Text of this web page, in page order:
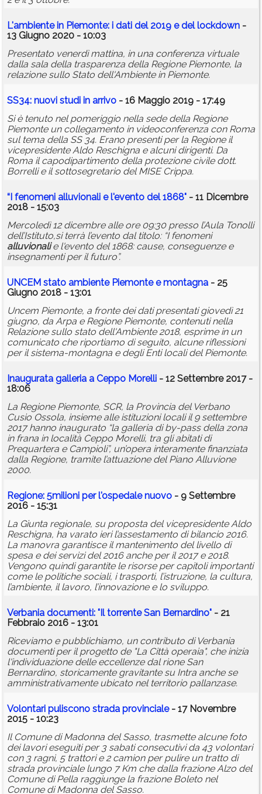
L'ambiente in Piemonte: i dati del 2019 e del lockdown -
13 Giugno 2020 - 10:03
Presentato venerdì mattina, in una conferenza virtuale
dalla sala della trasparenza della Regione Piemonte, la
relazione sullo Stato dell'Ambiente in Piemonte.
SS34: nuovi studi in arrivo - 16 Maggio 2019 - 17:49
Si è tenuto nel pomeriggio nella sede della Regione
Piemonte un collegamento in videoconferenza con Roma
sul tema della SS 34. Erano presenti per la Regione il
vicepresidente Aldo Reschigna e alcuni dirigenti. Da
Roma il capodipartimento della protezione civile dott.
Borrelli e il sottosegretario del MISE Crippa.
“I fenomeni alluvionali e l'evento del 1868" - 11 Dicembre
2018 - 15:03
Mercoledì 12 dicembre alle ore 09:30 presso l’Aula Tonolli
dell’Istituto,si terrà l’evento dal titolo: “I fenomeni
alluvionalie l'evento del 1868: cause, conseguenze e
insegnamenti per il futuro”.
UNCEM stato ambiente Piemonte e montagna - 25
Giugno 2018 - 13:01
Uncem Piemonte, a fronte dei dati presentati giovedì 21
giugno, da Arpa e Regione Piemonte, contenuti nella
Relazione sullo stato dell'Ambiente 2018, esprime in un
comunicato che riportiamo di seguito, alcune riflessioni
per il sistema-montagna e degli Enti locali del Piemonte.
Inaugurata galleria a Ceppo Morelli - 12 Settembre 2017 -
18:06
La Regione Piemonte, SCR, la Provincia del Verbano
Cusio Ossola, insieme alle istituzioni locali il 9 settembre
2017 hanno inaugurato “la galleria di by-pass della zona
in frana in località Ceppo Morelli, tra gli abitati di
Prequartera e Campioli”, un’opera interamente finanziata
dalla Regione, tramite l’attuazione del Piano Alluvione
2000.
Regione: 5milioni per l'ospedale nuovo - 9 Settembre
2016 - 15:31
La Giunta regionale, su proposta del vicepresidente Aldo
Reschigna, ha varato ieri l’assestamento di bilancio 2016.
La manovra garantisce il mantenimento del livello di
spesa e dei servizi del 2016 anche per il 2017 e 2018.
Vengono quindi garantite le risorse per capitoli importanti
come le politiche sociali, i trasporti, l’istruzione, la cultura,
l’ambiente, il lavoro, l’innovazione e lo sviluppo.
Verbania documenti: "Il torrente San Bernardino" - 21
Febbraio 2016 - 13:01
Riceviamo e pubblichiamo, un contributo di Verbania
documenti per il progetto de "La Città operaia", che inizia
l'individuazione delle eccellenze dal rione San
Bernardino, storicamente gravitante su Intra anche se
amministrativamente ubicato nel territorio pallanzase.
Volontari puliscono strada provinciale- 17 Novembre
2015 - 10:23
Il Comune di Madonna del Sasso, trasmette alcune foto
dei lavori eseguiti per 3 sabati consecutivi da 43 volontari
con 3 ragni, 5 trattori e 2 camion per pulire un tratto di
strada provinciale lungo 7 Km che dalla frazione Alzo del
Comune di Pella raggiunge la frazione Boleto nel
Comune di Madonna del Sasso.